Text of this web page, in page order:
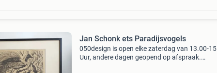
Jan Schonk ets Paradijsvogels
050design is open elke zaterdag van 13.00-
Uur, andere dagen geopend op afspraak.